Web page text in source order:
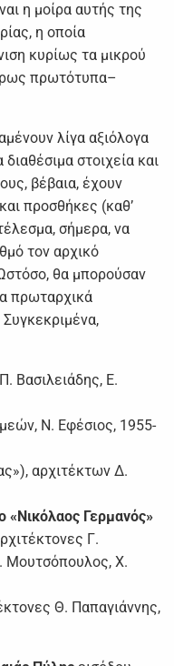
η μοίρα αυτής της
η οποία
κυρίως τα μικρού
πρωτότυπα–
λίγα αξιόλογα
στοιχεία και
βέβαια, έχουν
προσθήκες (καθ’
σήμερα, να
τον αρχικό
θα μπορούσαν
πρωταρχικά
Βασιλειάδης, Ε.
Ν. Εφέσιος, 1955-
αρχιτέκτων Δ.
«Νικόλαος Γερμανός»
Γ.
Μουτσόπουλος, Χ.
Θ. Παπαγιάννης,